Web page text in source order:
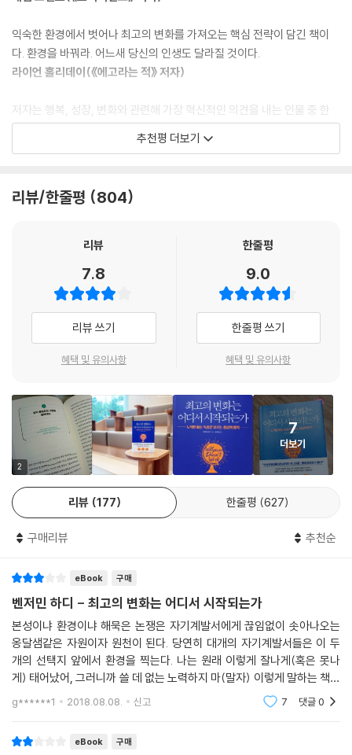
있다. 흡연자 대부분이 비행기를 타고 있는 동안에는 심한 흡연 욕구를 경
험하지 않는다고 인정한다. 그 상황에서 흡연이 선택지가 될 수 없기 때문
이다.
싶다면 작업 공간에서 모든 방해물을 제거해야 한다. 건강을 지키고 싶다
면 몸에 안 좋은 음식을 냉장고에서 몰아내야 한다. 창의적인 아이디어를
얻고 싶다면 하루 이틀쯤 교외로 나가 휴식을 취해야 한다. 맨눈으로 명왕
긍정적인 마음가짐 대신 고성능 망원경이라는 도구를 활용해야 한다.
이 책은 원하는 바를 성취할 수 있도록 의도적으로 환경을 조성하는 방법
을 알려준다. 또한 환경이 우리에게 어떤 영향을 미치고 우리 삶을 어떻게
책을 통해 보다 쉽고 확실한 변화의 해법을 얻게 될 것이다.
불행한 가정사를 극복하고 새로운 삶으로 리셋한 비결이 고스란히 담긴
저자가 열한 살 때 부모님이 이혼했으며, 아버지는 알코올 중독, 동생은 마
약 중독, 저자는 게임에 빠져 있었다. 20년을 그렇게 살다가 어느 날, 저자
는 배낭을 메고 고향 반대편으로 떠난다. 2년 동안 기존의 환경에서 벗어나
다른 일상을 살았던 저자는 놀라운 경험을 한다. 불행한 가정사로 인해 암
와 전혀 다른 사람이 될 수 있었던 것이다. 이 경험을 통해 이런 극적인 변
화를 가능케 한 요인이 의지나 태도가 아니라 ‘환경’이라는 사실을 깨닫는
다. 이 책에는 저자가 자신의 삶을 통해 얻은 실질적 경험과 10여 년에 걸친
연구 결과가 구체적으로 집약되어 있다.
찰스 다윈은 “가장 강한 종이 살아남는 것도, 가장 지능이 높은 종이 살아
남는 것도 아니다. 변화에 가장 잘 적응하는 종이 살아남는다.”라고 말했
다. 그만큼 그 사람이 놓여 있는 환경이 중요하다는 의미다. 맹자의 어머니
린 채 햇볕과 바람이 잘 통하는 곳에서 나무가 잘 자라는 것도 같은 맥락이
다.
‘환경’이란 무엇을 의미하는가. 저자는 환경의 정의를 다음과 같이 내린다.
“우리는 모두 내부 환경과 외부 환경, 대인 관계 환경을 갖고 있다. 하지만
이 책에서는 환경을 내부 환경이 아닌 외부 환경의 개념으로 사용했다. 예
컨대 물리적인 주변 상황, 당신이 관계를 맺기로 선택한 사람들, 받아들인
정보, 섭취한 음식, 듣는 음악 등을 가리킨다.”
우리의 삶은 우리의 생각과 선택의 산물이다. 하지만 그 생각과 선택은 어
과 같은 특정한 환경 요소들을 마음이라는 정원에 심고 가꿔온 결과다. 현
익숙한 환경에서 벗어나 최고의 변화를 가져오는 핵심 전략이 담긴 책이
다. 환경을 바꿔라. 어느새 당신의 인생도 달라질 것이다.
라이언 홀리데이(《에고라는 적》 저자)
저자는 행복, 성장, 변화와 관련해 가장 혁신적인 의견을 내는 인물 중 한
명이다. 우리가 성공하기 위해 알아야 할 가장 확실하고 빠른 길을 알려준
추천평 더보기
리뷰/한줄평 804
리뷰
7.8
리뷰 쓰기
혜택 및 유의사항
한줄평
9.0
한줄평 쓰기
혜택 및 유의사항
2
7
더보기
리뷰 177 한줄평 627
구매리뷰 추천순
eBook 구매
벤저민 하디 - 최고의 변화는 어디서 시작되는가
본성이냐 환경이냐 해묵은 논쟁은 자기계발서에게 끊임없이 솟아나오는
옹달샘같은 자원이자 원천이 된다. 당연히 대개의 자기계발서들은 이 두
개의 선택지 앞에서 환경을 찍는다. 나는 원래 이렇게 잘나게(혹은 못나
게) 태어났어, 그러니까 쓸 데 없는 노력하지 마(말자) 이렇게 말하는 책이
라면 에세이류나 블로그 포스팅이 될 것이기에. 그럼에도 불구하고 이 책
은 1/10 정도 읽은 양
g******1 2018.08.08. 신고 7 댓글0
eBook 구매